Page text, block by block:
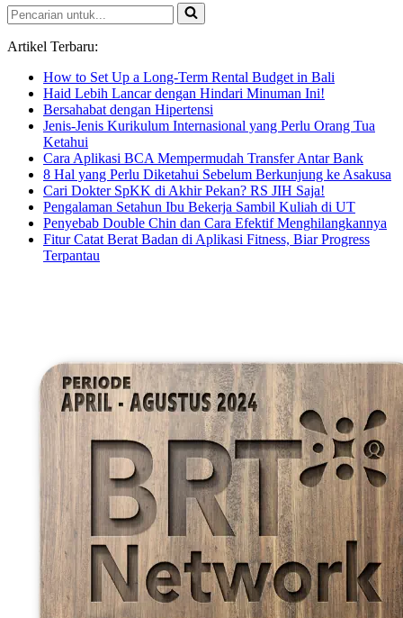
Pencarian
untuk...
Artikel Terbaru:
How to Set Up a Long-Term Rental Budget in Bali
Haid Lebih Lancar dengan Hindari Minuman Ini!
Bersahabat dengan Hipertensi
Jenis-Jenis Kurikulum Internasional yang Perlu Orang Tua
Ketahui
Cara Aplikasi BCA Mempermudah Transfer Antar Bank
8 Hal yang Perlu Diketahui Sebelum Berkunjung ke Asakusa
Cari Dokter SpKK di Akhir Pekan? RS JIH Saja!
Pengalaman Setahun Ibu Bekerja Sambil Kuliah di UT
Penyebab Double Chin dan Cara Efektif Menghilangkannya
Fitur Catat Berat Badan di Aplikasi Fitness, Biar Progress
Terpantau